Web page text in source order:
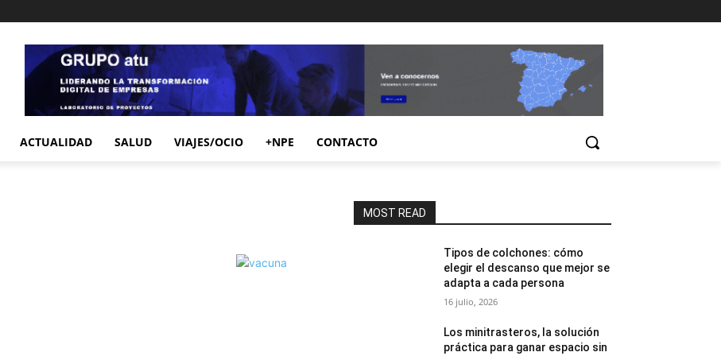
ACTUALIDAD SALUD VIAJES/OCIO +NPE CONTACTO
MOST READ
Tipos de colchones: cómo
elegir el descanso que mejor se
adapta a cada persona
16 julio, 2026
Los minitrasteros, la solución
práctica para ganar espacio sin